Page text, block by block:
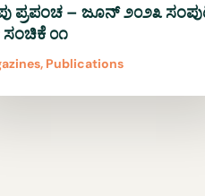
ಪ್ರಪಂಚ – ಜೂನ್ ೨೦೨೩
೦೧
, Publications